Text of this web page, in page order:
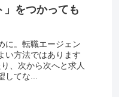
をつかっても
に。転職エージェン
い方法ではあります
、次から次へと求人
してな...